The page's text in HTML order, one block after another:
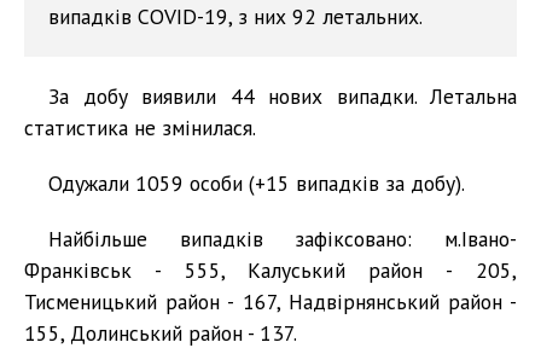
випадків COVID-19, з них 92 летальних.
За добу виявили 44 нових випадки. Летальна
статистика не змінилася.
Одужали 1059 особи (+15 випадків за добу).
Найбільше випадків зафіксовано: м.Івано-
Франківськ - 555, Калуський район - 205,
Тисменицький район - 167, Надвірнянський район -
155, Долинський район - 137.